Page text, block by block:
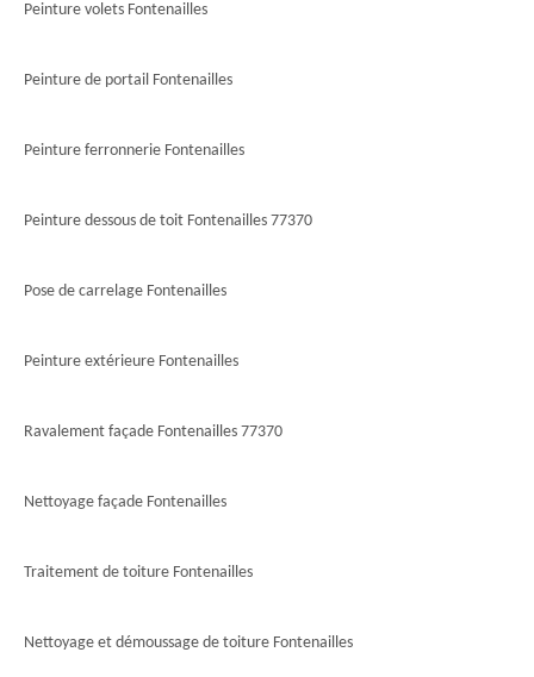
Peinture volets Fontenailles
Peinture de portail Fontenailles
Peinture ferronnerie Fontenailles
Peinture dessous de toit Fontenailles 77370
Pose de carrelage Fontenailles
Peinture extérieure Fontenailles
Ravalement façade Fontenailles 77370
Nettoyage façade Fontenailles
Traitement de toiture Fontenailles
Nettoyage et démoussage de toiture Fontenailles